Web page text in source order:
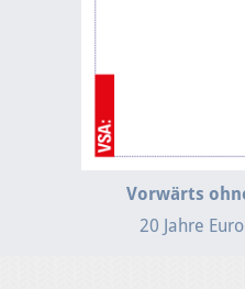
Vorwärts
20 Jahre